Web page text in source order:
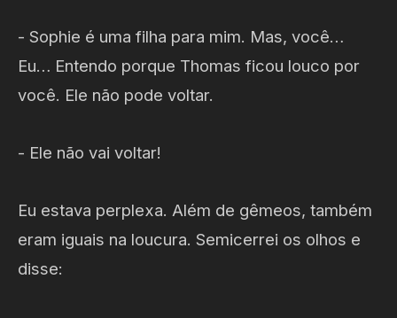
- Sophie é uma filha para mim. Mas, você…
Eu… Entendo porque Thomas ficou louco por
você. Ele não pode voltar.
- Ele não vai voltar!
Eu estava perplexa. Além de gêmeos, também
eram iguais na loucura. Semicerrei os olhos e
disse: